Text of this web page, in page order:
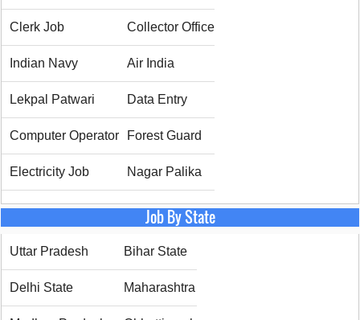
Clerk Job Collector Office
Indian Navy Air India
Lekpal Patwari Data Entry
Computer Operator Forest Guard
Electricity Job Nagar Palika
Job By State
Uttar Pradesh Bihar State
Delhi State Maharashtra